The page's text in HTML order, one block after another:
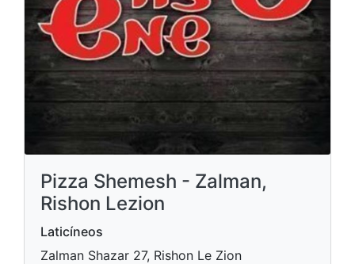
Pizza Shemesh - Zalman,
Rishon Lezion
Laticíneos
Zalman Shazar 27, Rishon Le Zion